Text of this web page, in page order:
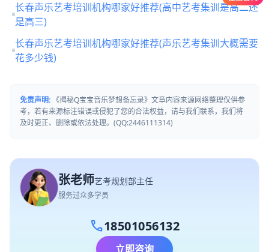
长春声乐艺考培训机构哪家好推荐(高中艺考集训是高二还
是高三)
长春声乐艺考培训机构哪家好推荐(声乐艺考集训大概需要
花多少钱)
免责声明: 《揭秘Q宝宝音乐梦想备忘录》文章内容来源网络整理仅供参
考，若有来源标注错误或侵犯了您的合法权益，请与我们联系，我们将
及时更正、删除或依法处理。(QQ:2446111314)
张老师艺考规划部主任
服务过众多学员
call18501056132
立即咨询